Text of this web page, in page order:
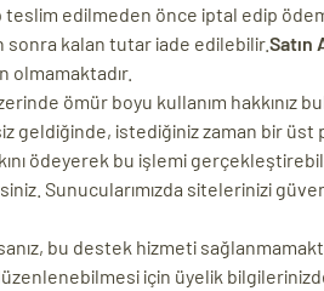
teslim edilmeden önce iptal edip
sonra kalan tutar iade edilebilir.Satın
olmamaktadır.
ömür boyu kullanım hakkınız
geldiğinde, istediğiniz zaman bir üst
ödeyerek bu işlemi
Sunucularımızda sitelerinizi
bu destek hizmeti
için üyelik